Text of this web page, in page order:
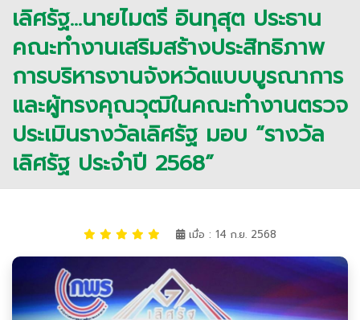
เลิศรัฐ...นายไมตรี อินทุสุต ประธาน
คณะทำงานเสริมสร้างประสิทธิภาพ
การบริหารงานจังหวัดแบบบูรณาการ
และผู้ทรงคุณวุฒิในคณะทำงานตรวจ
ประเมินรางวัลเลิศรัฐ มอบ “รางวัล
เลิศรัฐ ประจำปี 2568”
เมื่อ : 14 ก.ย. 2568